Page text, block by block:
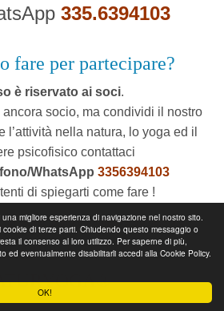
OK!
migliore esperienza di navigazione nel nostro sito.
cookie di terze parti. Chiudendo questo messaggio o
il consenso al loro utilizzo. Per saperne di più,
ed eventualmente disabilitarli accedi alla Cookie Policy.
335.6394103
fare per partecipare?
è riservato ai soci.
socio, ma condividi il nostro
l’attività nella natura, lo yoga ed il
psicofisico contattaci
WhatsApp 3356394103
di spiegarti come fare !
di partecipanti è limitato a 10 persone
APPUNTAMENTI